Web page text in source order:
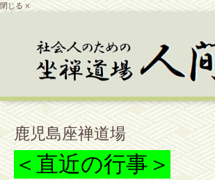
閉じる ×
鹿児島座禅道場
＜直近の行事＞